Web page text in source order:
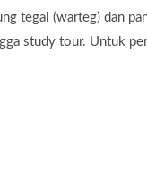
tegal (warteg) dan
study tour. Untuk